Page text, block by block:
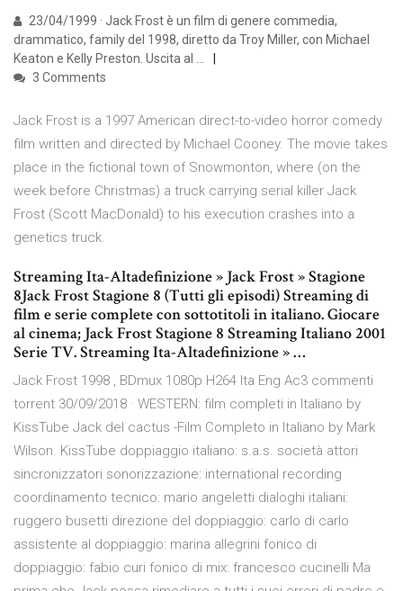
23/04/1999 · Jack Frost è un film di genere commedia,
drammatico, family del 1998, diretto da Troy Miller, con Michael
Keaton e Kelly Preston. Uscita al …
3 Comments
Jack Frost is a 1997 American direct-to-video horror comedy
film written and directed by Michael Cooney. The movie takes
place in the fictional town of Snowmonton, where (on the
week before Christmas) a truck carrying serial killer Jack
Frost (Scott MacDonald) to his execution crashes into a
genetics truck.
Streaming Ita-Altadefinizione » Jack Frost » Stagione
8Jack Frost Stagione 8 (Tutti gli episodi) Streaming di
film e serie complete con sottotitoli in italiano. Giocare
al cinema; Jack Frost Stagione 8 Streaming Italiano 2001
Serie TV. Streaming Ita-Altadefinizione » …
Jack Frost 1998 , BDmux 1080p H264 Ita Eng Ac3 commenti
torrent 30/09/2018 · WESTERN: film completi in Italiano by
KissTube Jack del cactus -Film Completo in Italiano by Mark
Wilson. KissTube doppiaggio italiano: s.a.s. società attori
sincronizzatori sonorizzazione: international recording
coordinamento tecnico: mario angeletti dialoghi italiani:
ruggero busetti direzione del doppiaggio: carlo di carlo
assistente al doppiaggio: marina allegrini fonico di
doppiaggio: fabio curi fonico di mix: francesco cucinelli Ma